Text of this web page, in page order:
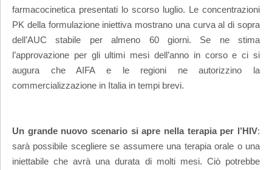
farmacocinetica presentati lo scorso luglio. Le concentrazioni
PK della formulazione iniettiva mostrano una curva al di sopra
dell’AUC stabile per almeno 60 giorni. Se ne stima
l’approvazione per gli ultimi mesi dell’anno in corso e ci si
augura che AIFA e le regioni ne autorizzino la
commercializzazione in Italia in tempi brevi.
Un grande nuovo scenario si apre nella terapia per l’HIV:
sarà possibile scegliere se assumere una terapia orale o una
iniettabile che avrà una durata di molti mesi. Ciò potrebbe